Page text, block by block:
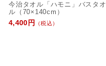
今治タオル「ハモニ」バスタオ
ル（70×140cm）
4,400円
（税込）